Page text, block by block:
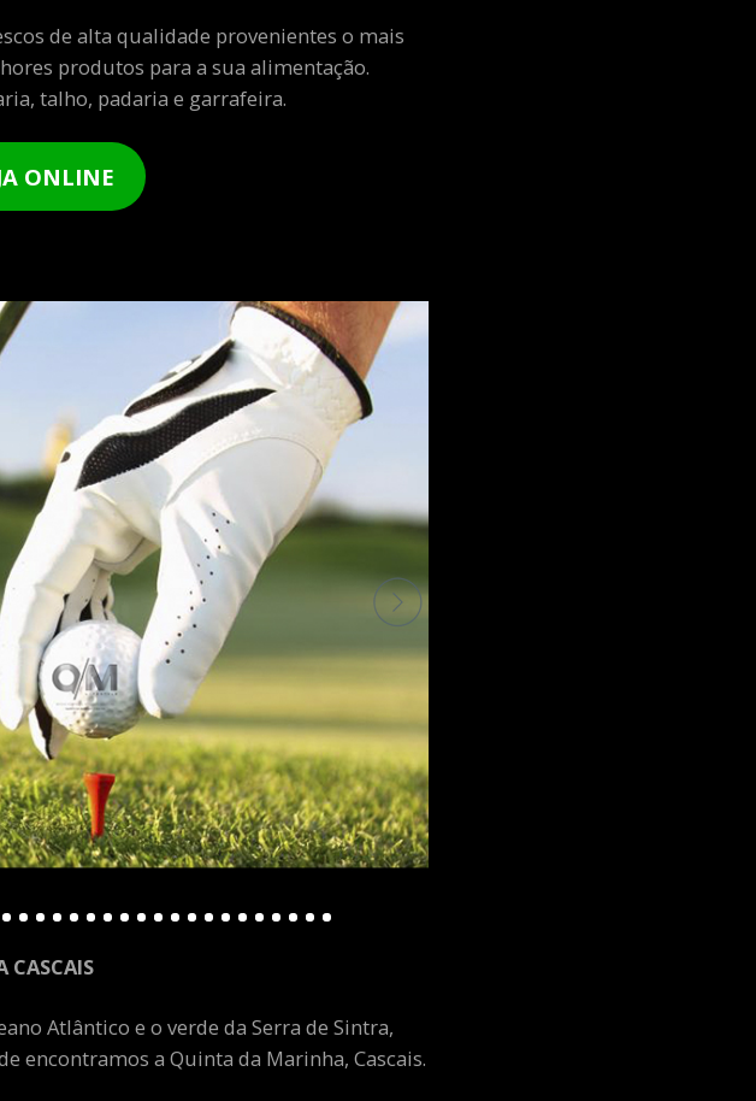
de alta qualidade provenientes o mais
produtos para a sua alimentação.
talho, padaria e garrafeira.
ONLINE
CASCAIS
Atlântico e o verde da Serra de Sintra,
encontramos a Quinta da Marinha, Cascais.